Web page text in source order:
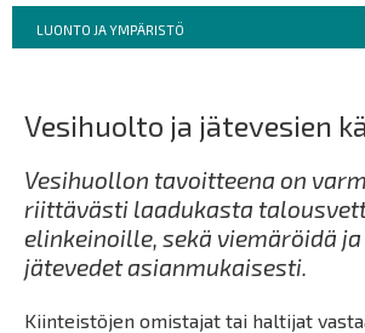
Breadcrumbs
You
are
LUONTO JA YMPÄRISTÖ
Vesihuolto ja jätevesien
Vesihuollon tavoitteena on
riittävästi laadukasta
elinkeinoille, sekä viemäröidä
jätevedet asianmukaisesti.
Kiinteistöjen omistajat tai haltijat